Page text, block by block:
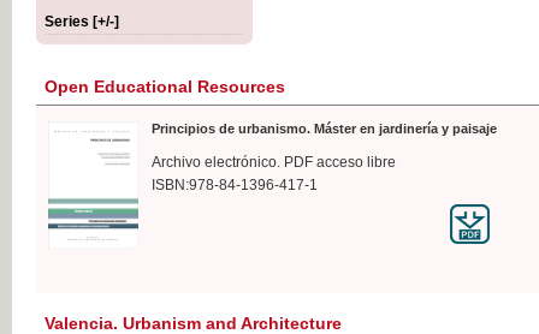
Series [+/-]
Open Educational Resources
Principios de urbanismo. Máster en jardinería y paisaje
Archivo electrónico. PDF acceso libre
ISBN:978-84-1396-417-1
Valencia. Urbanism and Architecture